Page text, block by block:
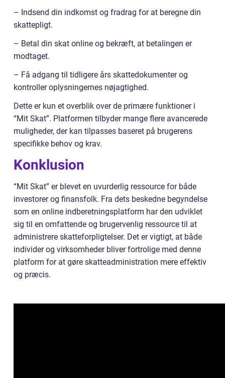
– Indsend din indkomst og fradrag for at beregne din
skattepligt.
– Betal din skat online og bekræft, at betalingen er
modtaget.
– Få adgang til tidligere års skattedokumenter og
kontroller oplysningernes nøjagtighed.
Dette er kun et overblik over de primære funktioner i
“Mit Skat”. Platformen tilbyder mange flere avancerede
muligheder, der kan tilpasses baseret på brugerens
specifikke behov og krav.
Konklusion
“Mit Skat” er blevet en uvurderlig ressource for både
investorer og finansfolk. Fra dets beskedne begyndelse
som en online indberetningsplatform har den udviklet
sig til en omfattende og brugervenlig ressource til at
administrere skatteforpligtelser. Det er vigtigt, at både
individer og virksomheder bliver fortrolige med denne
platform for at gøre skatteadministration mere effektiv
og præcis.